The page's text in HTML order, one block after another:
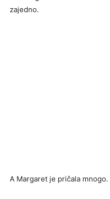
zajedno.
A Margaret je pričala mnogo.